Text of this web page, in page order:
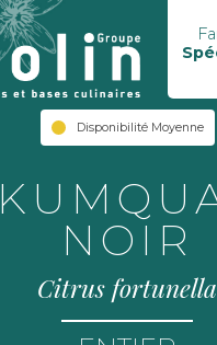
Disponibilité Moyenne
NOIR
Citrus fortunella